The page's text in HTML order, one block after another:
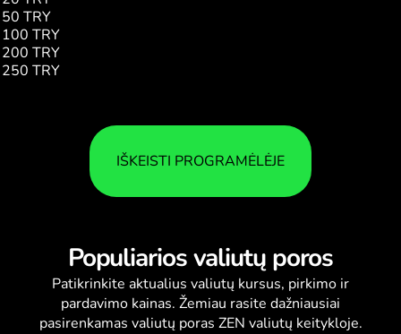
50 TRY
100 TRY
200 TRY
250 TRY
IŠKEISTI PROGRAMĖLĖJE
Populiarios valiutų poros
Patikrinkite aktualius valiutų kursus, pirkimo ir
pardavimo kainas. Žemiau rasite dažniausiai
pasirenkamas valiutų poras ZEN valiutų keitykloje.